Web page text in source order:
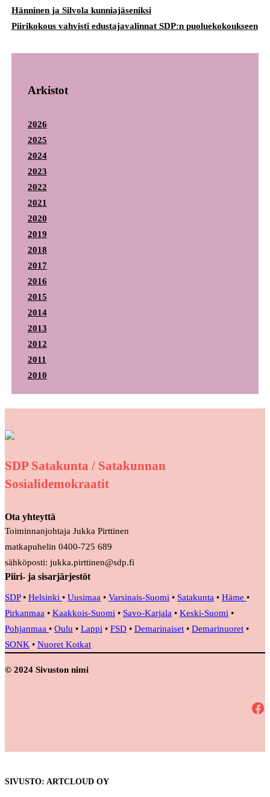
Hänninen ja Silvola kunniajäseniksi
Piirikokous vahvisti edustajavalinnat SDP:n puoluekokoukseen
Arkistot
2026
2025
2024
2023
2022
2021
2020
2019
2018
2017
2016
2015
2014
2013
2012
2011
2010
SDP Satakunta / Satakunnan
Sosialidemokraatit
Ota yhteyttä
Toiminnanjohtaja Jukka Pirttinen
matkapuhelin 0400-725 689
sähköposti: jukka.pirttinen@sdp.fi
Piiri- ja sisarjärjestöt
SDP• Helsinki • Uusimaa • Varsinais-Suomi • Satakunta • Häme •
Pirkanmaa • Kaakkois-Suomi • Savo-Karjala • Keski-Suomi •
Pohjanmaa • Oulu • Lappi • FSD • Demarinaiset • Demarinuoret •
SONK • Nuoret Kotkat
© 2024 Sivuston nimi
Facebook
SIVUSTO: ARTCLOUD OY